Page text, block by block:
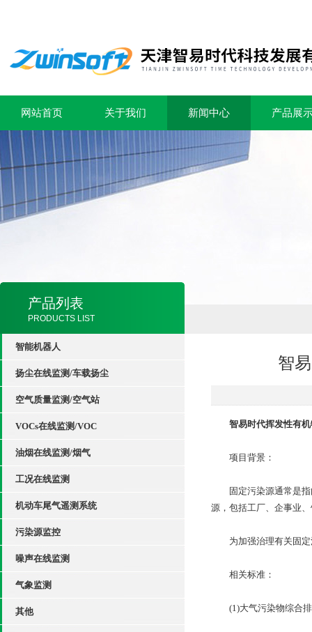
网站首页 关于我们 新闻中心 产品展
产品列表
PRODUCTS LIST
智能机器人
扬尘在线监测/车载扬尘
空气质量监测/空气站
VOCs在线监测/VOC
油烟在线监测/烟气
工况在线监测
机动车尾气遥测系统
污染源监控
噪声在线监测
气象监测
其他
智
智易时代挥发性有
项目背景：
固定污染源通常是指
源，包括工厂、企事业
为加强治理有关固定
相关标准：
(1)大气污染物综合排